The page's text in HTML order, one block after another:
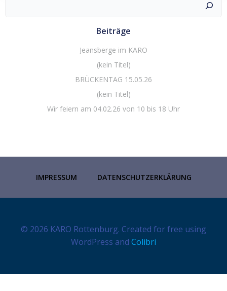
Beiträge
Jeansberge im KARO
(kein Titel)
BRÜCKENTAG 15.05.26
(kein Titel)
Wir feiern am 04.02.26 von 10 bis 18 Uhr
IMPRESSUM DATENSCHUTZERKLÄRUNG
© 2026 KARO Rottenburg. Created for free using
WordPress and Colibri